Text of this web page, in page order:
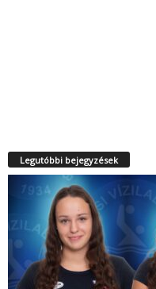
Legutóbbi bejegyzések